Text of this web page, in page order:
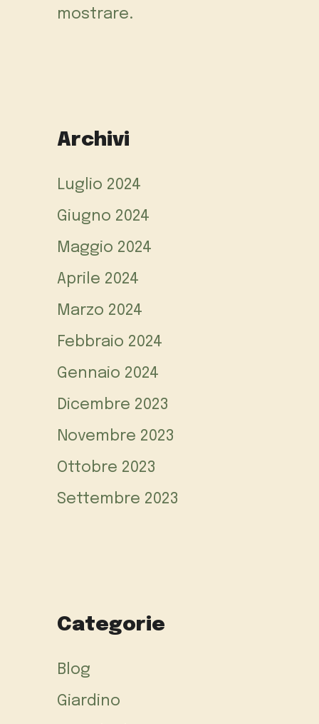
mostrare.
Archivi
Luglio 2024
Giugno 2024
Maggio 2024
Aprile 2024
Marzo 2024
Febbraio 2024
Gennaio 2024
Dicembre 2023
Novembre 2023
Ottobre 2023
Settembre 2023
Categorie
Blog
Giardino